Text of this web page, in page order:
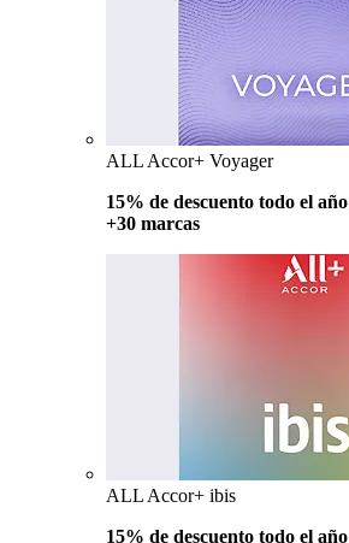
ALL Accor+ Voyager
15% de descuento todo el año
+30 marcas
ALL Accor+ ibis
15% de descuento todo el año